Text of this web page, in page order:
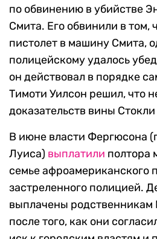
по обвинению в убийстве
Смита. Его обвинили в том,
пистолет в машину Смита,
полицейскому удалось
он действовал в порядке
Тимоти Уилсон решил, что
доказательств вины
В июне власти Фергюсона
Луиса) выплатили полтора
семье афроамериканского
застреленного полицией.
выплачены родственникам
после того, как они